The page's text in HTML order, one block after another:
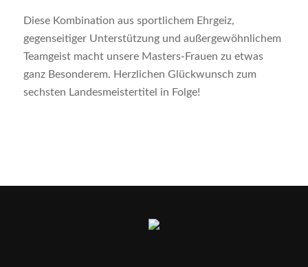
Diese Kombination aus sportlichem Ehrgeiz,
gegenseitiger Unterstützung und außergewöhnlichem
Teamgeist macht unsere Masters-Frauen zu etwas
ganz Besonderem. Herzlichen Glückwunsch zum
sechsten Landesmeistertitel in Folge!